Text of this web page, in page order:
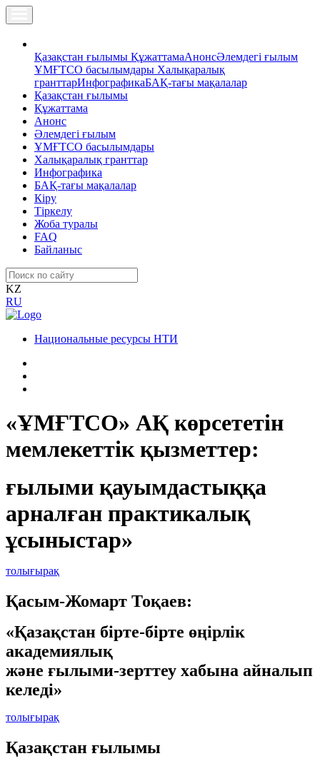
Қазақстан ғылымы ҚұжаттамаАнонсӘлемдегі ғылым
ҰМҒТСО басылымдары Халықаралық
гранттарИнфографикаБАҚ-тағы мақалалар
Қазақстан ғылымы
Құжаттама
Анонс
Әлемдегі ғылым
ҰМҒТСО басылымдары
Халықаралық гранттар
Инфографика
БАҚ-тағы мақалалар
Кіру
Тіркелу
Жоба туралы
FAQ
Байланыс
KZ
RU
Национальные ресурсы НТИ
«ҰМҒТСО» АҚ көрсететін
мемлекеттік қызметтер:
ғылыми қауымдастыққа
арналған практикалық
ұсыныстар»
толығырақ
Қасым-Жомарт Тоқаев:
«Қазақстан бірте-бірте өңірлік
академиялық
және ғылыми-зерттеу хабына айналып
келеді»
толығырақ
Қазақстан ғылымы